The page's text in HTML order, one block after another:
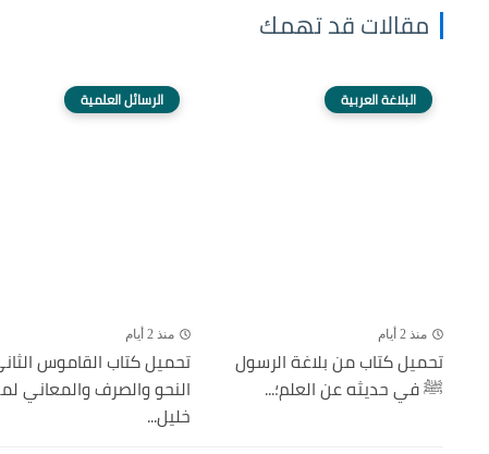
مقالات قد تهمك
البلاغة العربية
منذ 2 أيام
تحميل كتاب من بلاغة الرسول
ﷺ في حديثه عن العلم؛...
الرسائل العلمية
منذ 2 أيام
تحميل كتاب القاموس
النحو والصرف والمعاني
خليل...